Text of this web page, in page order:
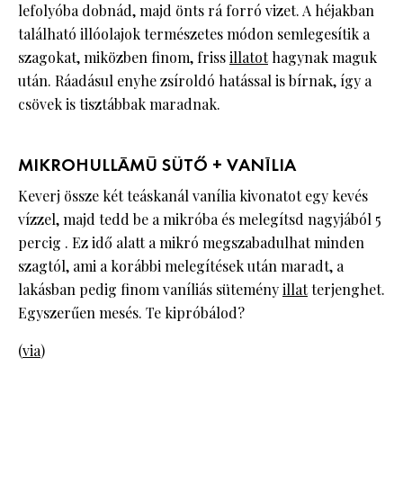
lefolyóba dobnád, majd önts rá forró vizet. A héjakban
található illóolajok természetes módon semlegesítik a
szagokat, miközben finom, frissillatothagynak maguk
után. Ráadásul enyhe zsíroldó hatással is bírnak, így a
csövek is tisztábbak maradnak.
MIKROHULLÁMÚ SÜTŐ + VANÍLIA
Keverj össze két teáskanál vanília kivonatot egy kevés
vízzel, majd tedd be a mikróba és melegítsd nagyjából 5
percig . Ez idő alatt a mikró megszabadulhat minden
szagtól, ami a korábbi melegítések után maradt, a
lakásban pedig finom vaníliás süteményillatterjenghet.
Egyszerűen mesés. Te kipróbálod?
(via)